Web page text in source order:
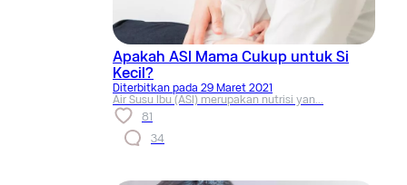
Apakah ASI Mama Cukup untuk Si
Kecil?
Diterbitkan pada 29 Maret 2021
Air Susu Ibu (ASI) merupakan nutrisi yan...
81
34